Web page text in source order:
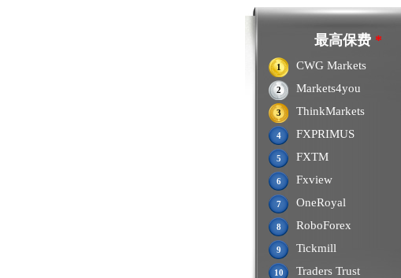
最高保费 *
1 CWG Markets
2 Markets4you
3 ThinkMarkets
4 FXPRIMUS
5 FXTM
6 Fxview
7 OneRoyal
8 RoboForex
9 Tickmill
10 Traders Trust